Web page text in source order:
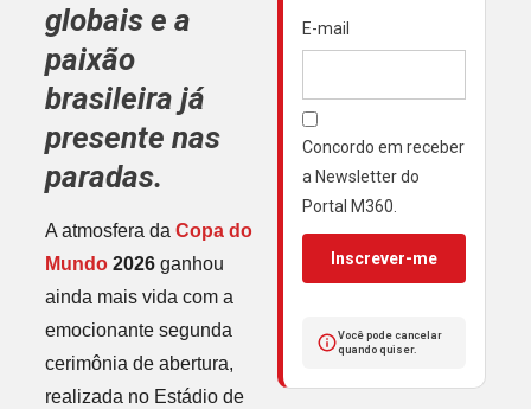
globais e a
paixão
brasileira já
presente nas
paradas.
A atmosfera da Copa do
Mundo2026ganhou
ainda mais vida com a
emocionante segunda
cerimônia de abertura,
realizada no Estádio de
E-mail
Concordo em receber
a Newsletter do
Portal M360.
Inscrever-me
Você pode cancelar
quando quiser.